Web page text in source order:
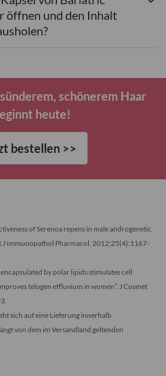
öffnen und den Inhalt
schönerem Haar
heute!
bestellen >>
of Serenoa repens in male androgenetic
J Immunopathol Pharmacol. 2012;25(4):1167-
by polar lipids stimulates cell
telogen effluvium in women”. J Cosmet
sich auf eine Lieferung innerhalb
von dem im Versandland geltenden